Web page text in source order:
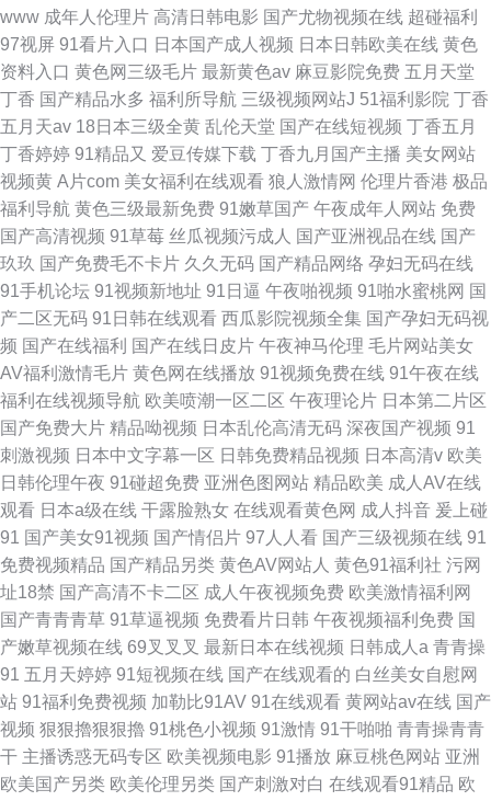
www 成年人伦理片 高清日韩电影 国产尤物视频在线 超碰福利
97视屏 91看片入口 日本国产成人视频 日本日韩欧美在线 黄色
资料入口 黄色网三级毛片 最新黄色av 麻豆影院免费 五月天堂
丁香 国产精品水多 福利所导航 三级视频网站J 51福利影院 丁香
五月天av 18日本三级全黄 乱伦天堂 国产在线短视频 丁香五月
丁香婷婷 91精品又 爱豆传媒下载 丁香九月国产主播 美女网站
视频黄 A片com 美女福利在线观看 狼人激情网 伦理片香港 极品
福利导航 黄色三级最新免费 91嫩草国产 午夜成年人网站 免费
国产高清视频 91草莓 丝瓜视频污成人 国产亚洲视品在线 国产
玖玖 国产免费毛不卡片 久久无码 国产精品网络 孕妇无码在线
91手机论坛 91视频新地址 91日逼 午夜啪视频 91啪水蜜桃网 国
产二区无码 91日韩在线观看 西瓜影院视频全集 国产孕妇无码视
频 国产在线福利 国产在线日皮片 午夜神马伦理 毛片网站美女
AV福利激情毛片 黄色网在线播放 91视频免费在线 91午夜在线
福利在线视频导航 欧美喷潮一区二区 午夜理论片 日本第二片区
国产免费大片 精品呦视频 日本乱伦高清无码 深夜国产视频 91
刺激视频 日本中文字幕一区 日韩免费精品视频 日本高清v 欧美
日韩伦理午夜 91碰超免费 亚洲色图网站 精品欧美 成人AV在线
观看 日本a级在线 干露脸熟女 在线观看黄色网 成人抖音 爰上碰
91 国产美女91视频 国产情侣片 97人人看 国产三级视频在线 91
免费视频精品 国产精品另类 黄色AV网站人 黄色91福利社 污网
址18禁 国产高清不卡二区 成人午夜视频免费 欧美激情福利网
国产青青青草 91草逼视频 免费看片日韩 午夜视频福利免费 国
产嫩草视频在线 69叉叉叉 最新日本在线视频 日韩成人a 青青操
91 五月天婷婷 91短视频在线 国产在线观看的 白丝美女自慰网
站 91福利免费视频 加勒比91AV 91在线观看 黄网站av在线 国产
视频 狠狠擼狠狠擼 91桃色小视频 91激情 91干啪啪 青青操青青
干 主播诱惑无码专区 欧美视频电影 91播放 麻豆桃色网站 亚洲
欧美国产另类 欧美伦理另类 国产刺激对白 在线观看91精品 欧